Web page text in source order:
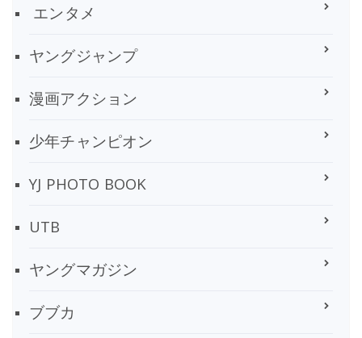
エンタメ
ヤングジャンプ
漫画アクション
少年チャンピオン
YJ PHOTO BOOK
UTB
ヤングマガジン
ブブカ